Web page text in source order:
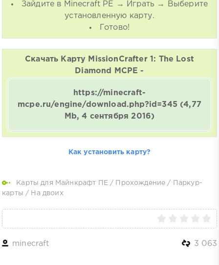
Зайдите в Minecraft PE → Играть → Выберите
установленную карту.
Готово!
Скачать Карту MissionCrafter 1: The Lost
Diamond MCPE -
https://minecraft-
mcpe.ru/engine/download.php?id=345 (4,77
Mb, 4 сентября 2016)
Как установить карту?
Карты для Майнкрафт ПЕ / Прохождение /
Паркур-
карты / На двоих
minecraft 3 063